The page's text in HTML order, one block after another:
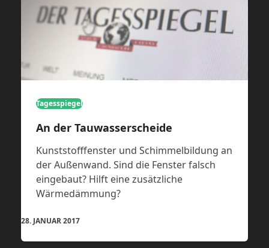
Tagesspiegel
An der Tauwasserscheide
Kunststofffenster und Schimmelbildung an
der Außenwand. Sind die Fenster falsch
eingebaut? Hilft eine zusätzliche
Wärmedämmung?
28. JANUAR 2017